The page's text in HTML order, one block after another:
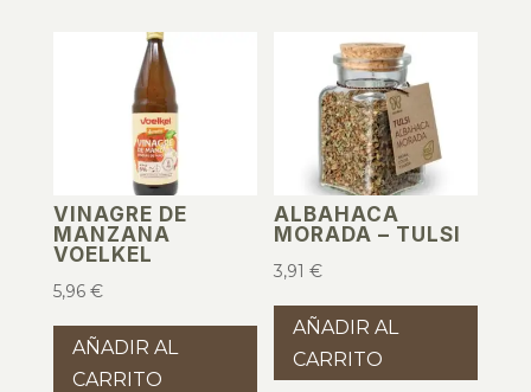
VINAGRE DE
MANZANA
VOELKEL
5,96 €
AÑADIR AL
CARRITO
ALBAHACA
MORADA – TULSI
3,91€
AÑADIR AL
CARRITO